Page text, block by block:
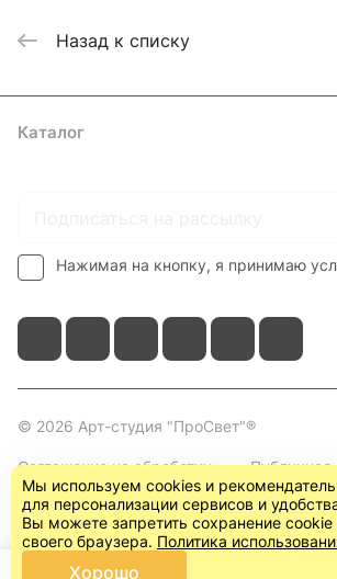
Назад к списку
Каталог
Нажимая на кнопку, я принимаю
© 2026 Арт-студия "ПроСвет"®
Соглашение на обработку
персональных данных
Публичная
Мы используем cookies и
для персонализации сервисов и
Вы можете запретить сохранение cookie
своего браузера. Политика
Хорошо